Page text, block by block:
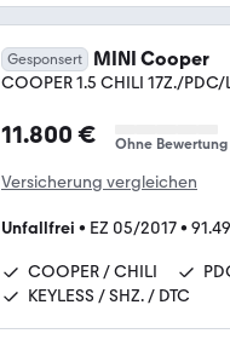
Gesponsert MINI Cooper
COOPER 1.5 CHILI 17Z./PDC/
11.800 € Ohne Bewertung
Versicherung vergleichen
Unfallfrei • EZ 05/2017•
COOPER / CHILI
KEYLESS / SHZ. / DTC